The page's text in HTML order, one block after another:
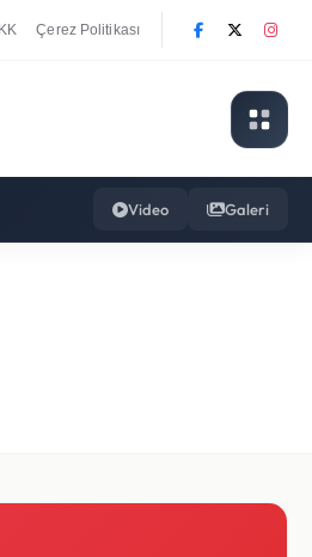
Çerez Politikası
Video Galeri